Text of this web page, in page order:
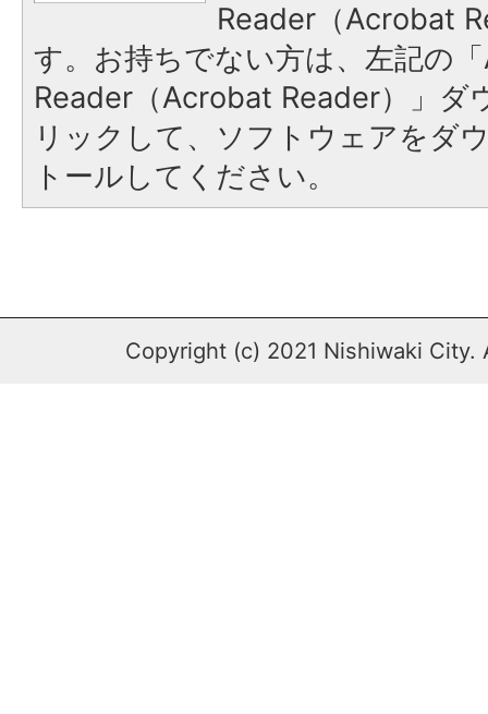
Reader（Acrobat
す。お持ちでない方は、左記の
Reader（Acrobat Reader）」ダ
リックして、ソフトウェアをダ
トールしてください。
Copyright (c) 2021 Nishiwaki City.